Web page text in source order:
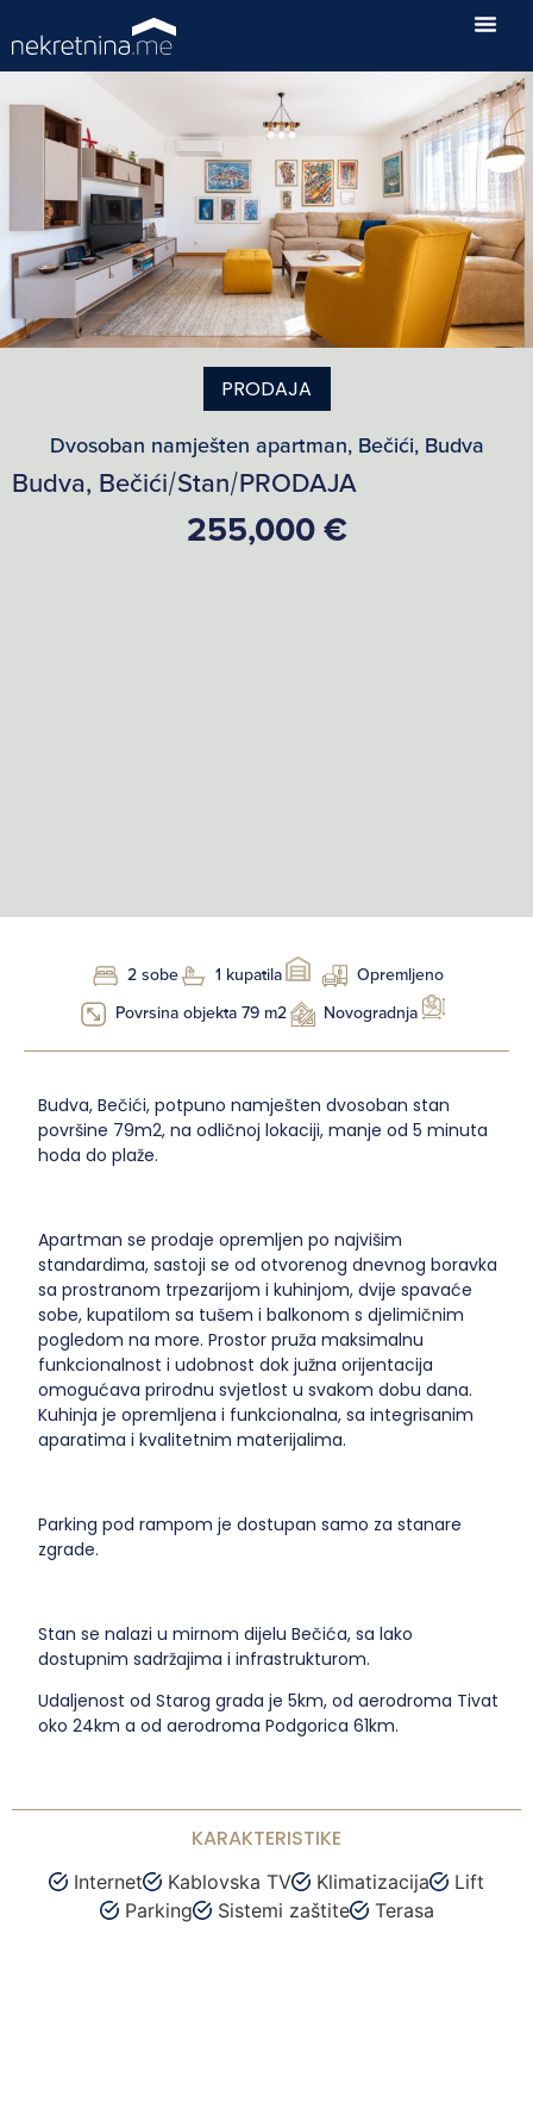
PRODAJA
Dvosoban namješten apartman, Bečići, Budva
Budva, Bečići/Stan/PRODAJA
255,000 €
2 sobe 1 kupatila
Opremljeno
Povrsina objekta 79 m2
Novogradnja
Budva, Bečići, potpuno namješten dvosoban stan
površine 79m2, na odličnoj lokaciji, manje od 5 minuta
hoda do plaže.
Apartman se prodaje opremljen po najvišim
standardima, sastoji se od otvorenog dnevnog boravka
sa prostranom trpezarijom i kuhinjom, dvije spavaće
sobe, kupatilom sa tušem i balkonom s djelimičnim
pogledom na more. Prostor pruža maksimalnu
funkcionalnost i udobnost dok južna orijentacija
omogućava prirodnu svjetlost u svakom dobu dana.
Kuhinja je opremljena i funkcionalna, sa integrisanim
aparatima i kvalitetnim materijalima.
Parking pod rampom je dostupan samo za stanare
zgrade.
Stan se nalazi u mirnom dijelu Bečića, sa lako
dostupnim sadržajima i infrastrukturom.
Udaljenost od Starog grada je 5km, od aerodroma Tivat
oko 24km a od aerodroma Podgorica 61km.
KARAKTERISTIKE
Internet Kablovska TV Klimatizacija
Lift
Parking
Sistemi zaštite Terasa